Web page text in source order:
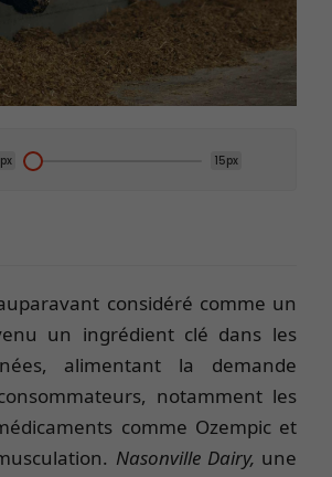
15px
considéré comme un
un ingrédient clé dans les
alimentant la demande
notamment les
comme Ozempic et
Nasonville Dairy, une